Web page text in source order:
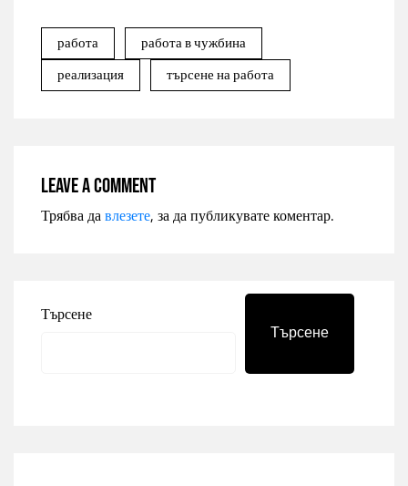
работа
работа в чужбина
реализация
търсене на работа
Leave a comment
Трябва давлезете, за да публикувате коментар.
Търсене
Търсене